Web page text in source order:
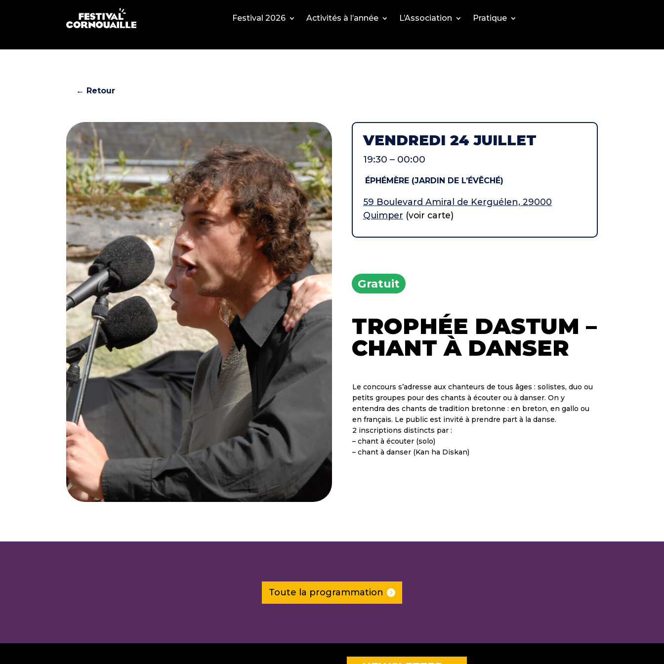
Festival 2026 Activités à l’année L’Association Pratique
← Retour
VENDREDI 24 JUILLET
19:30 – 00:00
ÉPHÉMÈRE (JARDIN DE L’ÉVÊCHÉ)
59 Boulevard Amiral de Kerguélen, 29000
Quimper (voir carte)
Gratuit
TROPHÉE DASTUM –
CHANT À DANSER
Le concours s’adresse aux chanteurs de tous âges : solistes, duo ou
petits groupes pour des chants à écouter ou à danser. On y
entendra des chants de tradition bretonne : en breton, en gallo ou
en français. Le public est invité à prendre part à la danse.
2 inscriptions distincts par :
– chant à écouter (solo)
– chant à danser (Kan ha Diskan)
Toute la programmation